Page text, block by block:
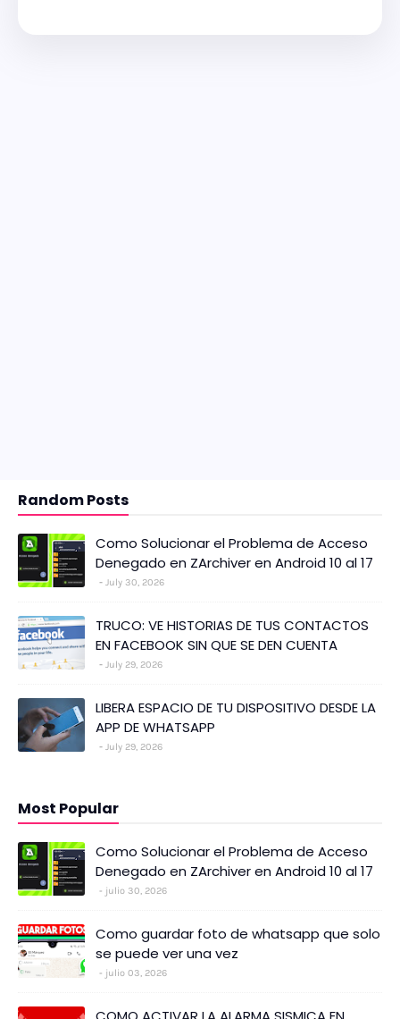
Random Posts
Como Solucionar el Problema de Acceso
Denegado en ZArchiver en Android 10 al 17
July 30, 2026
TRUCO: VE HISTORIAS DE TUS CONTACTOS
EN FACEBOOK SIN QUE SE DEN CUENTA
July 29, 2026
LIBERA ESPACIO DE TU DISPOSITIVO DESDE LA
APP DE WHATSAPP
July 29, 2026
Most Popular
Como Solucionar el Problema de Acceso
Denegado en ZArchiver en Android 10 al 17
julio 30, 2026
Como guardar foto de whatsapp que solo
se puede ver una vez
julio 03, 2026